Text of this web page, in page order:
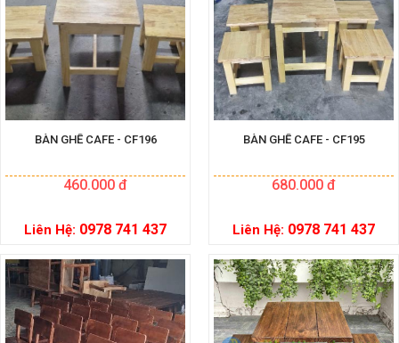
BÀN GHẾ CAFE - CF196
460.000 đ
Liên Hệ: 0978 741 437
BÀN GHẾ CAFE - CF195
680.000 đ
Liên Hệ: 0978 741 437